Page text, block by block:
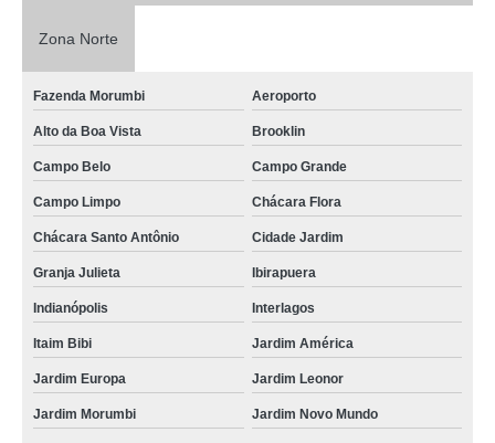
Zona Norte
Fazenda Morumbi Aeroporto
Alto da Boa Vista Brooklin
Campo Belo Campo Grande
Campo Limpo Chácara Flora
Chácara Santo Antônio Cidade Jardim
Granja Julieta Ibirapuera
Indianópolis Interlagos
Itaim Bibi Jardim América
Jardim Europa Jardim Leonor
Jardim Morumbi Jardim Novo Mundo